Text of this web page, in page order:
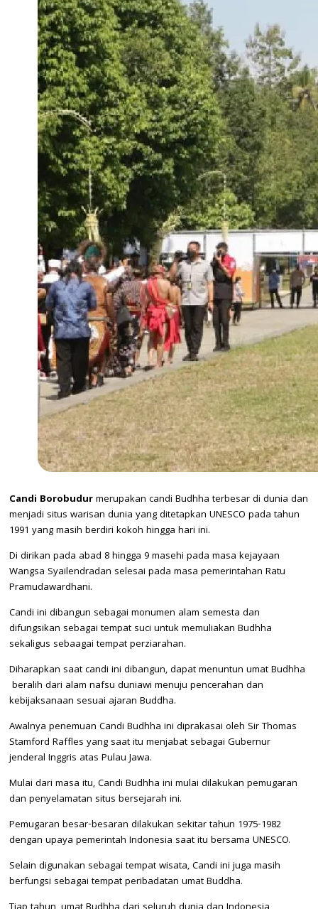
Candi Borobudurmerupakan candi Budhha terbesar di dunia dan
menjadi situs warisan dunia yang ditetapkan UNESCO pada tahun
1991 yang masih berdiri kokoh hingga hari ini.
Di dirikan pada abad 8 hingga 9 masehi pada masa kejayaan
Wangsa Syailendradan selesai pada masa pemerintahan Ratu
Pramudawardhani.
Candi ini dibangun sebagai monumen alam semesta dan
difungsikan sebagai tempat suci untuk memuliakan Budhha
sekaligus sebaagai tempat perziarahan.
Diharapkan saat candi ini dibangun, dapat menuntun umat Budhha
beralih dari alam nafsu duniawi menuju pencerahan dan
kebijaksanaan sesuai ajaran Buddha.
Awalnya penemuan Candi Budhha ini diprakasai oleh Sir Thomas
Stamford Raffles yang saat itu menjabat sebagai Gubernur
jenderal Inggris atas Pulau Jawa.
Mulai dari masa itu, Candi Budhha ini mulai dilakukan pemugaran
dan penyelamatan situs bersejarah ini.
Pemugaran besar-besaran dilakukan sekitar tahun 1975-1982
dengan upaya pemerintah Indonesia saat itu bersama UNESCO.
Selain digunakan sebagai tempat wisata, Candi ini juga masih
berfungsi sebagai tempat peribadatan umat Buddha.